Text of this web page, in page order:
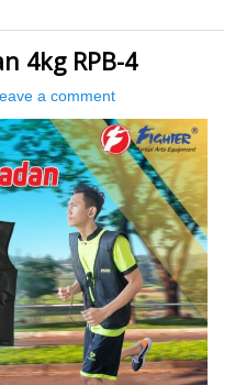
4kg RPB-4
a comment